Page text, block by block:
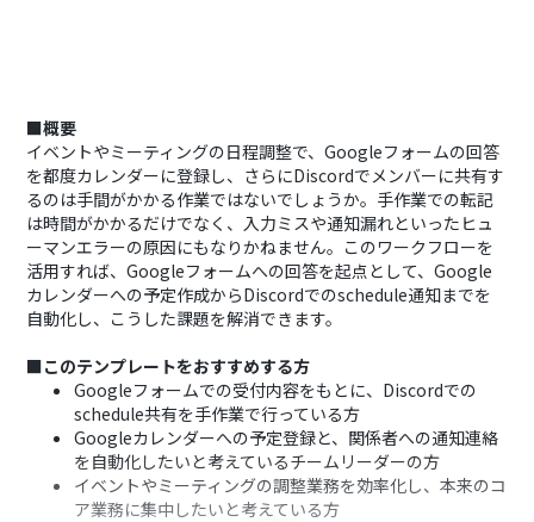
■概要
イベントやミーティングの日程調整で、Googleフォームの回答
を都度カレンダーに登録し、さらにDiscordでメンバーに共有す
るのは手間がかかる作業ではないでしょうか。手作業での転記
は時間がかかるだけでなく、入力ミスや通知漏れといったヒュ
ーマンエラーの原因にもなりかねません。このワークフローを
活用すれば、Googleフォームへの回答を起点として、Google
カレンダーへの予定作成からDiscordでのschedule通知までを
自動化し、こうした課題を解消できます。
■このテンプレートをおすすめする方
Googleフォームでの受付内容をもとに、Discordでの
schedule共有を手作業で行っている方
Googleカレンダーへの予定登録と、関係者への通知連絡
を自動化したいと考えているチームリーダーの方
イベントやミーティングの調整業務を効率化し、本来のコ
ア業務に集中したいと考えている方